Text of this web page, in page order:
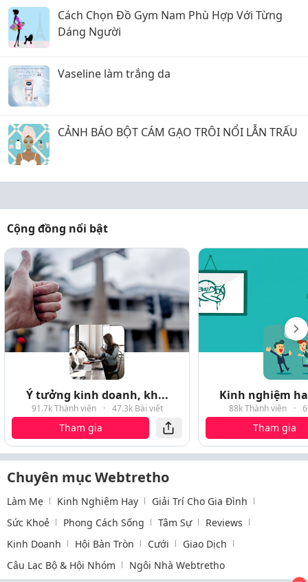
Cách Chọn Đồ Gym Nam Phù Hợp Với Từng
Dáng Người
Vaseline làm trắng da
CẢNH BÁO BỘT CÁM GẠO TRÔI NỔI LẪN TRẤU
Cộng đồng nổi bật
Ý tưởng kinh doanh, kh...
91.7k Thành viên · 47.3k Bài viết
Tham gia
Kinh nghiệm
88k Thành viên ·
Tham gia
Chuyên mục Webtretho
Làm Mẹ Kinh Nghiệm Hay
Giải Trí Cho Gia Đình
Sức Khoẻ
Phong Cách Sống Tâm Sự
Reviews
Kinh Doanh
Hội Bàn Tròn Cưới
Giao Dịch
Câu Lạc Bộ & Hội Nhóm
Ngôi Nhà Webtretho